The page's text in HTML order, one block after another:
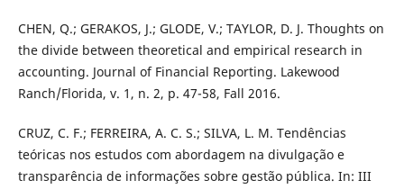
CHEN, Q.; GERAKOS, J.; GLODE, V.; TAYLOR, D. J. Thoughts on
the divide between theoretical and empirical research in
accounting. Journal of Financial Reporting. Lakewood
Ranch/Florida, v. 1, n. 2, p. 47-58, Fall 2016.
CRUZ, C. F.; FERREIRA, A. C. S.; SILVA, L. M. Tendências
teóricas nos estudos com abordagem na divulgação e
transparência de informações sobre gestão pública. In: III